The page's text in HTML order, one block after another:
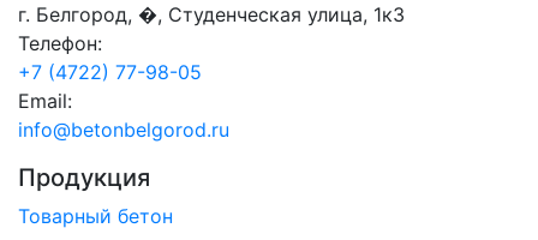
г. Белгород, �, Студенческая улица, 1к3
Телефон:
+7 (4722) 77-98-05
Email:
info@betonbelgorod.ru
Продукция
Товарный бетон